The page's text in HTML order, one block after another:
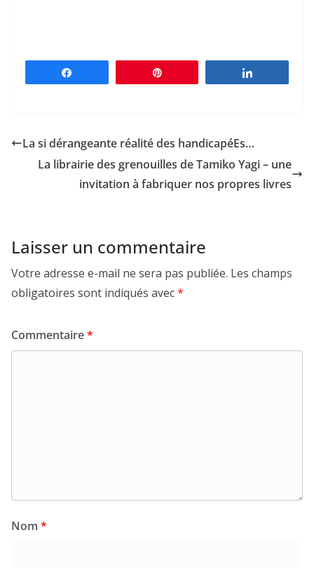
La si dérangeante réalité des handicapéEs…
La librairie des grenouilles de Tamiko Yagi – une
invitation à fabriquer nos propres livres
Laisser un commentaire
Votre adresse e-mail ne sera pas publiée. Les champs
obligatoires sont indiqués avec*
Commentaire*
Nom *